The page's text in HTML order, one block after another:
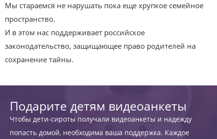
Мы стараемся не нарушать пока еще хрупкое семейное
пространство.
И в этом нас поддерживает российское
законодательство, защищающее право родителей на
сохранение тайны.
Подарите детям видеоанкеты
Чтобы дети-сироты получали видеоанкеты и надежду
попасть домой, необходима ваша поддержка. Каждое